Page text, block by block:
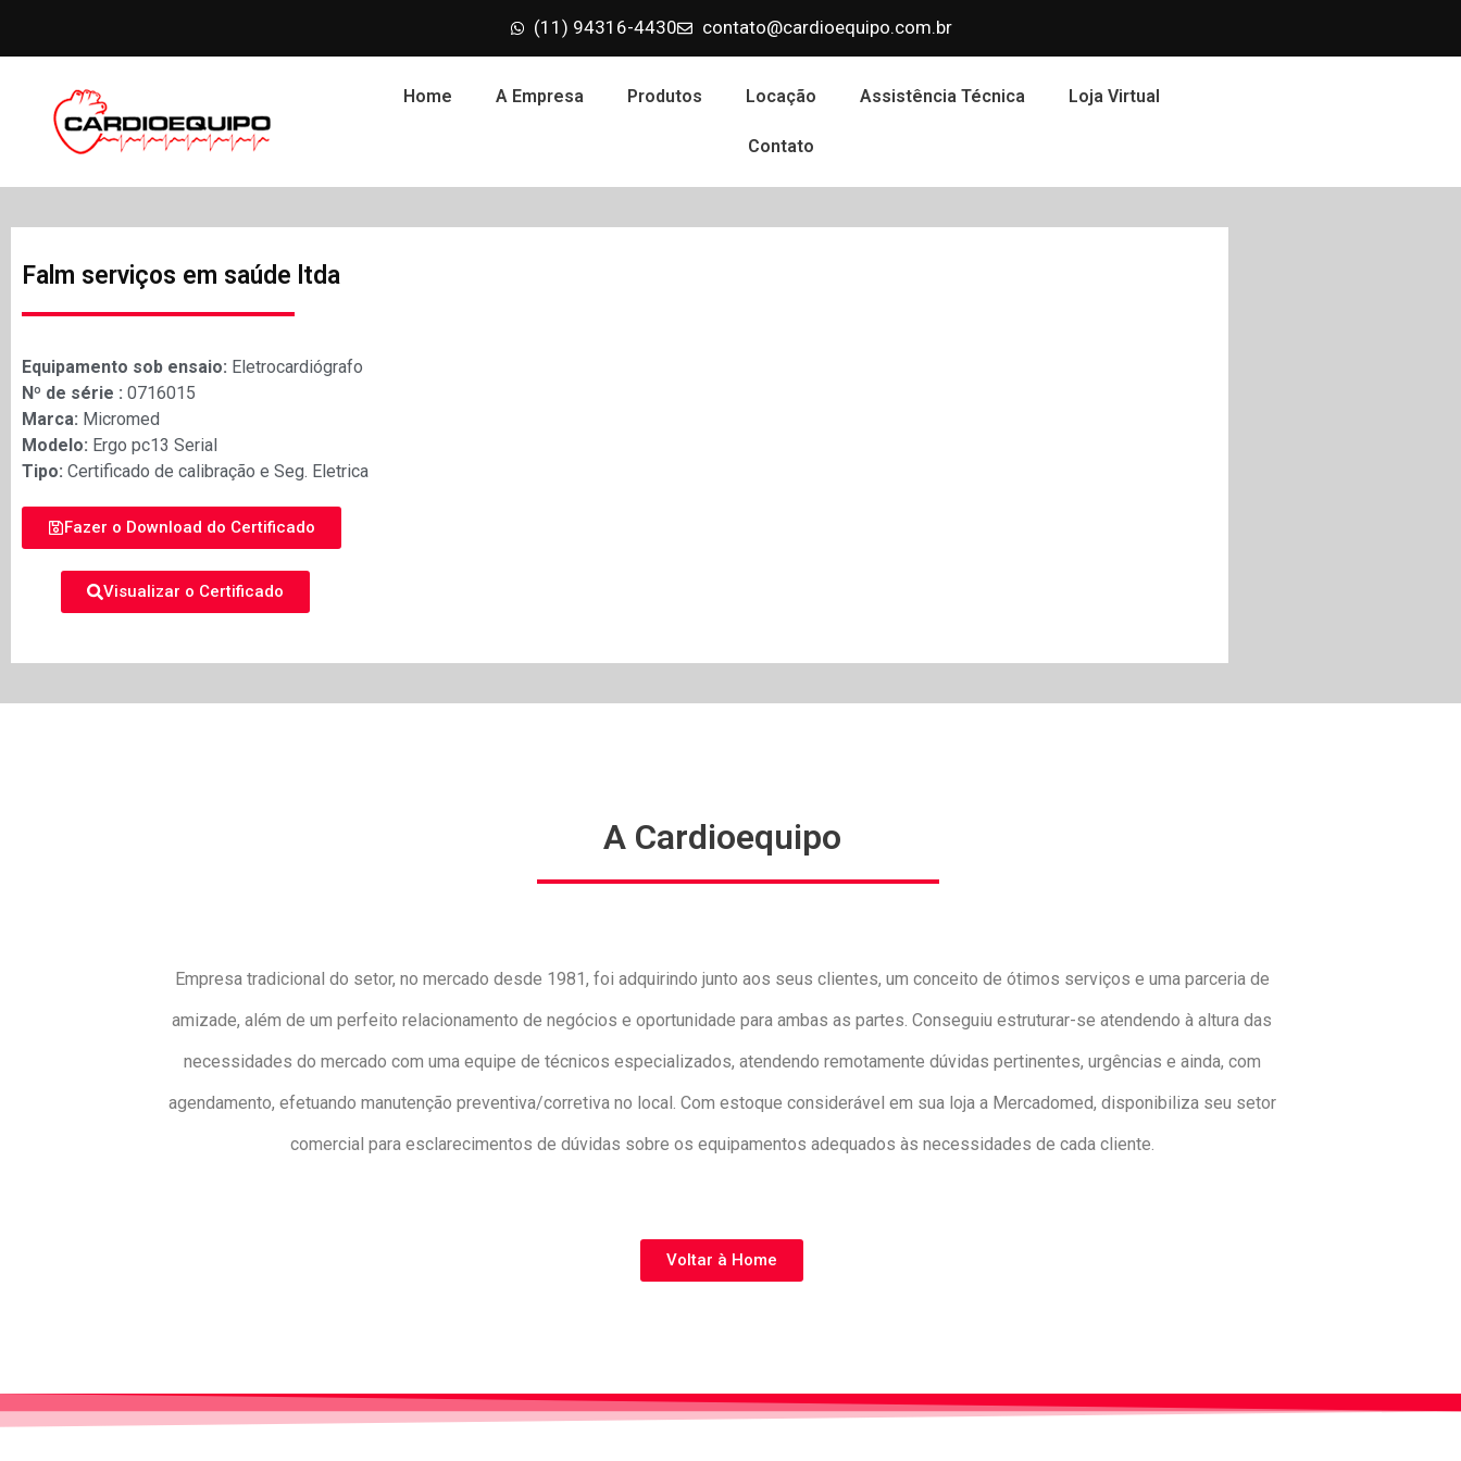
(11) 94316-4430 contato@cardioequipo.com.br
Home A Empresa Produtos Locação Assistência Técnica Loja Virtual
Contato
Falm serviços em saúde ltda
Equipamento sob ensaio: Eletrocardiógrafo
Nº de série : 0716015
Marca: Micromed
Modelo: Ergo pc13 Serial
Tipo: Certificado de calibração e Seg. Eletrica
Fazer o Download do Certificado
Visualizar o Certificado
A Cardioequipo
Empresa tradicional do setor, no mercado desde 1981, foi adquirindo junto aos seus clientes, um conceito de ótimos serviços e uma parceria de
amizade, além de um perfeito relacionamento de negócios e oportunidade para ambas as partes. Conseguiu estruturar-se atendendo à altura das
necessidades do mercado com uma equipe de técnicos especializados, atendendo remotamente dúvidas pertinentes, urgências e ainda, com
agendamento, efetuando manutenção preventiva/corretiva no local. Com estoque considerável em sua loja a Mercadomed, disponibiliza seu setor
comercial para esclarecimentos de dúvidas sobre os equipamentos adequados às necessidades de cada cliente.
Voltar à Home